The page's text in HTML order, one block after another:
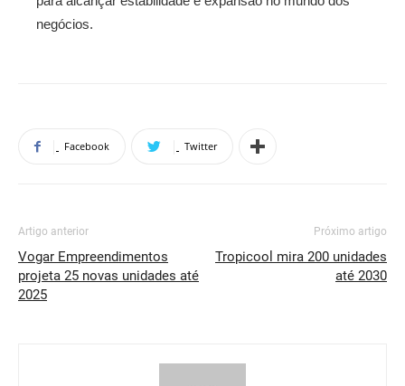
negócios.
Facebook Twitter
Artigo anterior
Vogar Empreendimentos
projeta 25 novas unidades até
2025
Próximo artigo
Tropicool mira 200 unidades
até 2030